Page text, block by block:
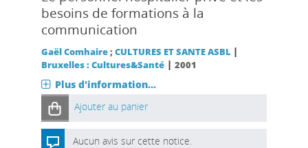
besoins de formations à la
communication
Gaël Comhaire;CULTURES ET SANTE ASBL |
Bruxelles : Cultures&Santé| 2001
Plus d'information...
Ajouter au panier
Aucun avis sur cette notice.